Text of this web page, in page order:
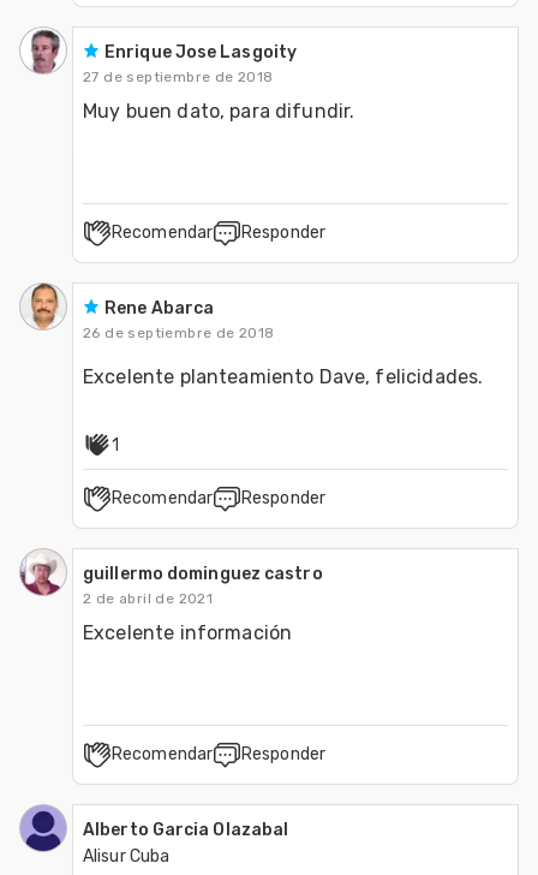
Enrique Jose Lasgoity
27 de septiembre de 2018
Muy buen dato, para difundir.
Recomendar Responder
Rene Abarca
26 de septiembre de 2018
Excelente planteamiento Dave, felicidades.
1
Recomendar Responder
guillermo dominguez castro
2 de abril de 2021
Excelente información
Recomendar Responder
Alberto Garcia Olazabal
Alisur Cuba